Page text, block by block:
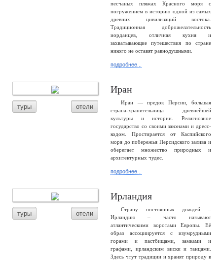
песчаных пляжах Красного моря с
погружением в историю одной из самых
древних цивилизаций востока.
Традиционная доброжелательность
иорданцев, отличная кухня и
захватывающие путешествия по стране
никого не оставят равнодушными.
подробнее...
туры отели
Иран
Иран — предок Персии, большая
страна-хранительница древнейшей
культуры и истории. Религиозное
государство со своими законами и дресс-
кодом. Простирается от Каспийского
моря до побережья Персидского залива и
оберегает множество природных и
архитектурных чудес.
подробнее...
туры отели
Ирландия
Страну постоянных дождей –
Ирландию – часто называют
атлантическими воротами Европы. Её
образ ассоциируется с изумрудными
горами и пастбищами, замками и
графами, ирландским виски и танцами.
Здесь чтут традиции и хранят природу в